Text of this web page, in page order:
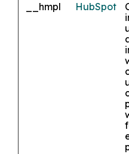
__hmpl HubSpot